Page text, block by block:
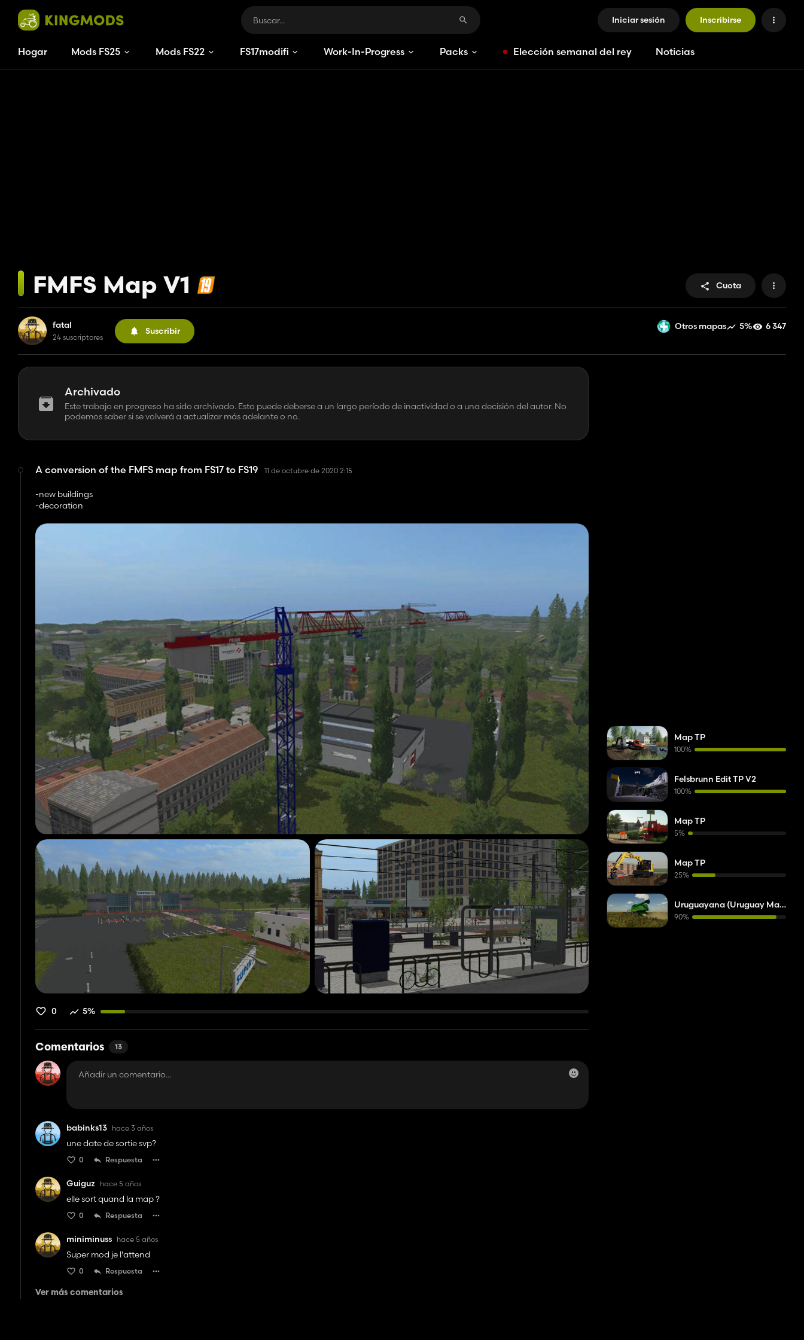
Iniciar sesión Inscribirse
Hogar Mods FS25 Mods FS22 FS17modificacionesWork-In-Progress Packs Elección semanal del rey Noticias
FMFS Map V1 Cuota
fatal
24 suscriptores
Suscribir Otros mapas 5% 6 347
Archivado
Este trabajo en progreso ha sido archivado. Esto puede deberse a un largo período de inactividad o a una decisión del autor. No
podemos saber si se volverá a actualizar más adelante o no.
A conversion of the FMFS map from FS17 to FS19 11 de octubre de 2020 2:15
-new buildings
-decoration
0 5%
Comentarios 13
babinks13 hace 3 años
une date de sortie svp?
0 Respuesta
Guiguz hace 5 años
elle sort quand la map ?
0 Respuesta
miniminuss hace 5 años
Super mod je l'attend
0 Respuesta
Ver más comentarios
Map TP
100%
Felsbrunn Edit TP V2
100%
Map TP
5%
Map TP
25%
Uruguayana (Uruguay Map)
90%